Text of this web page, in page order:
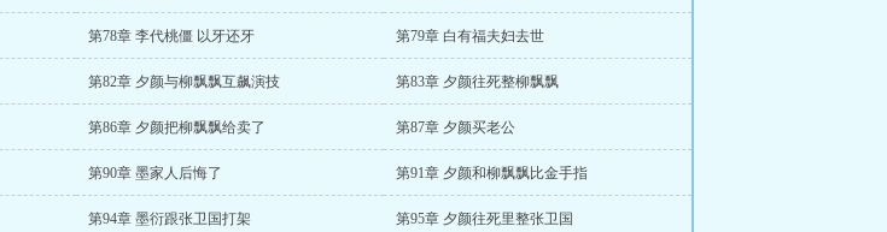
第78章 李代桃僵 以牙还牙 第79章 白有福夫妇去世
第82章 夕颜与柳飘飘互飙演技 第83章 夕颜往死整柳飘飘
第86章 夕颜把柳飘飘给卖了 第87章 夕颜买老公
第90章 墨家人后悔了 第91章 夕颜和柳飘飘比金手指
第94章 墨衍跟张卫国打架 第95章 夕颜往死里整张卫国